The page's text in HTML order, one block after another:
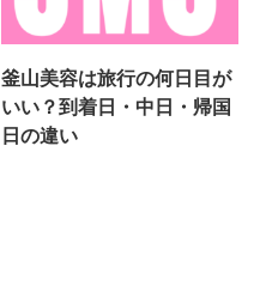
釜山美容は旅行の何日目が
いい？到着日・中日・帰国
日の違い